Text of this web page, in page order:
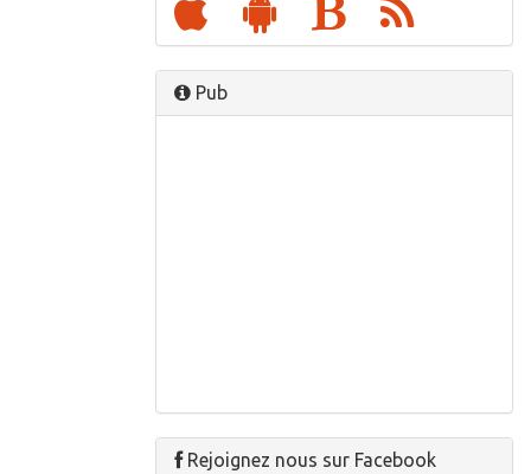
Pub
Rejoignez nous sur Facebook